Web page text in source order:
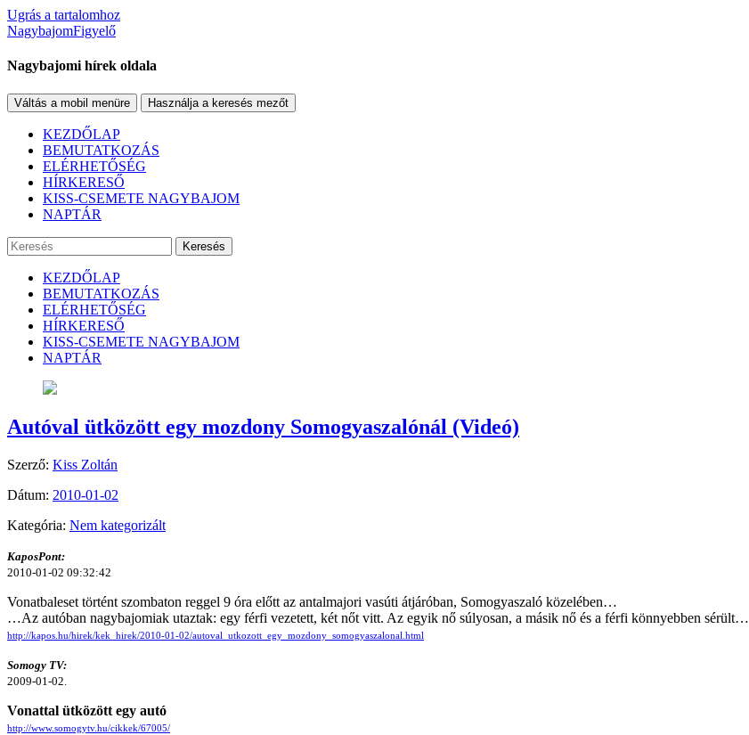
Ugrás a tartalomhoz
NagybajomFigyelő
Nagybajomi hírek oldala
Váltás a mobil menüre Használja a keresés mezőt
KEZDŐLAP
BEMUTATKOZÁS
ELÉRHETŐSÉG
HÍRKERESŐ
KISS-CSEMETE NAGYBAJOM
NAPTÁR
Keresés
KEZDŐLAP
BEMUTATKOZÁS
ELÉRHETŐSÉG
HÍRKERESŐ
KISS-CSEMETE NAGYBAJOM
NAPTÁR
Autóval ütközött egy mozdony Somogyaszalónál (Videó)
Szerző: Kiss Zoltán
Dátum: 2010-01-02
Kategória: Nem kategorizált
KaposPont:
2010-01-02 09:32:42
Vonatbaleset történt szombaton reggel 9 óra előtt az antalmajori vasúti átjáróban, Somogyaszaló közelében…
…Az autóban nagybajomiak utaztak: egy férfi vezetett, két nőt vitt. Az egyik nő súlyosan, a másik nő és a férfi könnyebben sérült…
http://kapos.hu/hirek/kek_hirek/2010-01-02/autoval_utkozott_egy_mozdony_somogyaszalonal.html
Somogy TV:
2009-01-02.
Vonattal ütközött egy autó
http://www.somogytv.hu/cikkek/67005/